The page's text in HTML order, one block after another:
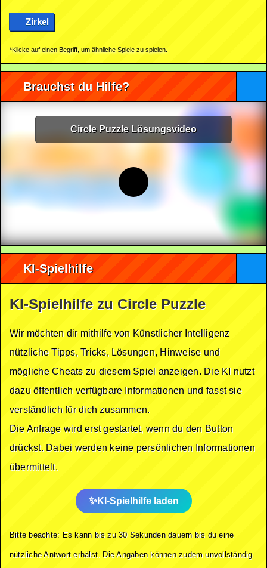
Zirkel
*Klicke auf einen Begriff, um ähnliche Spiele zu spielen.
Brauchst du Hilfe?
Circle Puzzle Lösungsvideo
KI-Spielhilfe
KI-Spielhilfe zu Circle Puzzle
Wir möchten dir mithilfe von Künstlicher Intelligenz
nützliche Tipps, Tricks, Lösungen, Hinweise und
mögliche Cheats zu diesem Spiel anzeigen. Die KI nutzt
dazu öffentlich verfügbare Informationen und fasst sie
verständlich für dich zusammen.
Die Anfrage wird erst gestartet, wenn du den Button
drückst. Dabei werden keine persönlichen Informationen
übermittelt.
KI-Spielhilfe laden
Bitte beachte: Es kann bis zu 30 Sekunden dauern bis du eine
nützliche Antwort erhälst. Die Angaben können zudem unvollständig